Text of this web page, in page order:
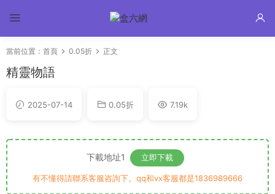
當前位置： 首頁 0.05折 正文
精靈物語
2025-07-14 0.05折 7.19k
下載地址1 立即下載
有不懂得請聯系客服咨詢下。qq和vx客服都是1836989666